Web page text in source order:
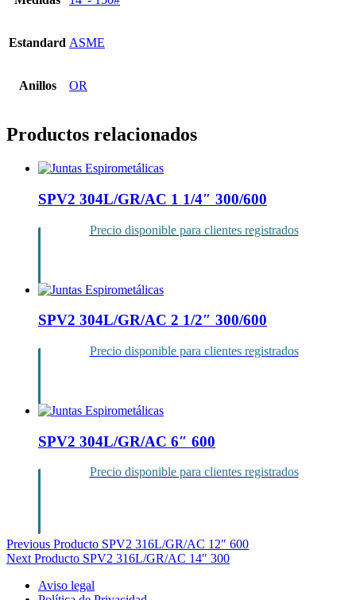
Estandard ASME
Anillos OR
Productos relacionados
SPV2 304L/GR/AC 1 1/4″ 300/600
Precio disponible para clientes registrados
SPV2 304L/GR/AC 2 1/2″ 300/600
Precio disponible para clientes registrados
SPV2 304L/GR/AC 6″ 600
Precio disponible para clientes registrados
Navegación
de
entradas
Previous Producto SPV2 316L/GR/AC 12″ 600
Next Producto SPV2 316L/GR/AC 14″ 300
Aviso legal